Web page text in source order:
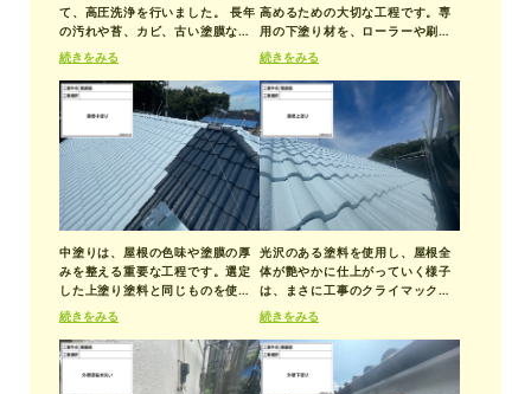
て、高圧洗浄を行いました。 長年
の汚れや苔、カビ、古い塗膜など
を、専用の高圧洗浄機を使ってし
っかりと洗い流していきます。
続きをみる
高めるための大切な工程です。専
用の下塗り材を、ローラーや刷毛
を使ってムラなく丁寧に塗布して
いきます。
続きをみる
中塗りは、屋根の色味や塗膜の厚
みを整える重要な工程です。選定
した上塗り塗料と同じものを使用
し、均一な厚みになるよう丁寧に
塗装していきます。
続きをみる
光沢のある塗料を使用し、屋根全
体が艶やかに仕上がっていく様子
は、まさに工事のクライマック
ス。ローラーで均一に塗り伸ば
し、細かな部分も刷毛で丁寧に仕
上げることで、色ムラや塗り残し
のない美しい屋根に生まれ変わり
ました。
続きをみる